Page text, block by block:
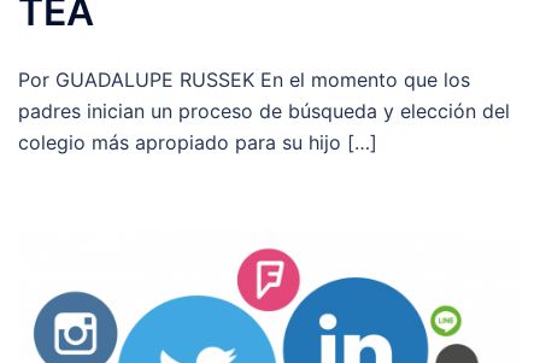
TEA
Por GUADALUPE RUSSEK En el momento que los
padres inician un proceso de búsqueda y elección del
colegio más apropiado para su hijo […]